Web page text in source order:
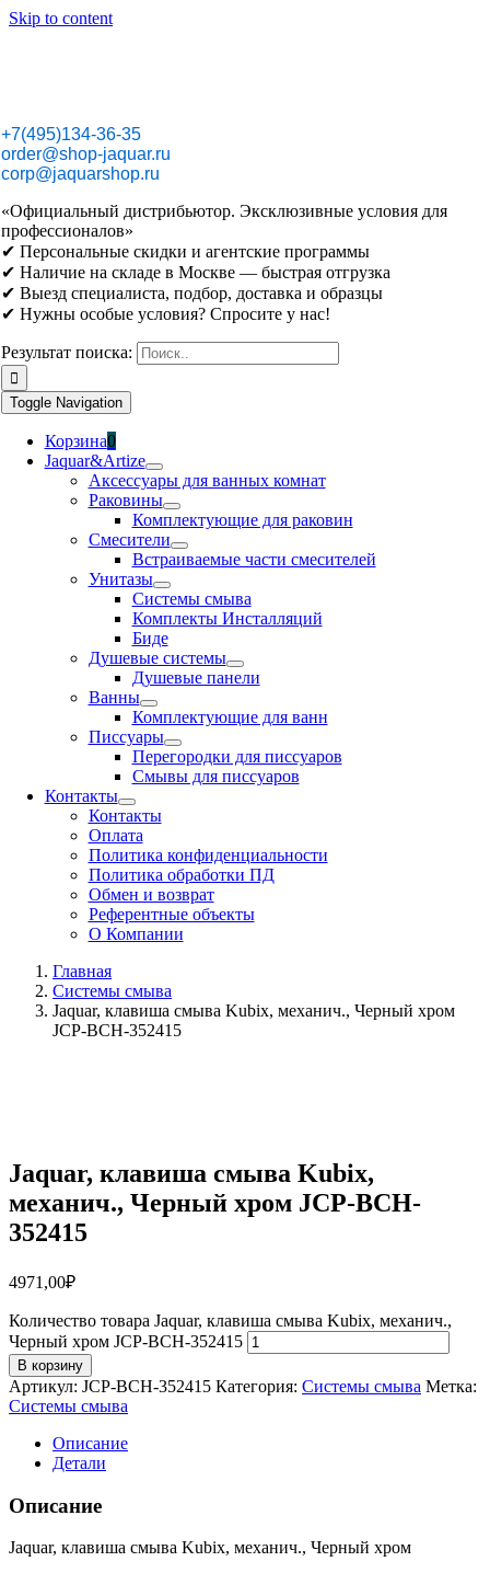
Skip to content
+7(495)134-36-35
order@shop-jaquar.ru
corp@jaquarshop.ru
«Официальный дистрибьютор. Эксклюзивные условия для
профессионалов»
✔ Персональные скидки и агентские программы
✔ Наличие на складе в Москве — быстрая отгрузка
✔ Выезд специалиста, подбор, доставка и образцы
✔ Нужны особые условия? Спросите у нас!
Результат поиска:
Toggle Navigation
Корзина0
Jaquar&Artize
Аксессуары для ванных комнат
Раковины
Комплектующие для раковин
Смесители
Встраиваемые части смесителей
Унитазы
Системы смыва
Комплекты Инсталляций
Биде
Душевые системы
Душевые панели
Ванны
Комплектующие для ванн
Писсуары
Перегородки для писсуаров
Смывы для писсуаров
Контакты
Контакты
Оплата
Политика конфиденциальности
Политика обработки ПД
Обмен и возврат
Референтные объекты
О Компании
Главная
Системы смыва
Jaquar, клавиша смыва Kubix, механич., Черный хром
JCP-BCH-352415
Jaquar, клавиша смыва Kubix,
механич., Черный хром JCP-BCH-
352415
4971,00₽
Количество товара Jaquar, клавиша смыва Kubix, механич.,
Черный хром JCP-BCH-352415
В корзину
Артикул: JCP-BCH-352415 Категория: Системы смыва Метка:
Системы смыва
Описание
Детали
Описание
Jaquar, клавиша смыва Kubix, механич., Черный хром